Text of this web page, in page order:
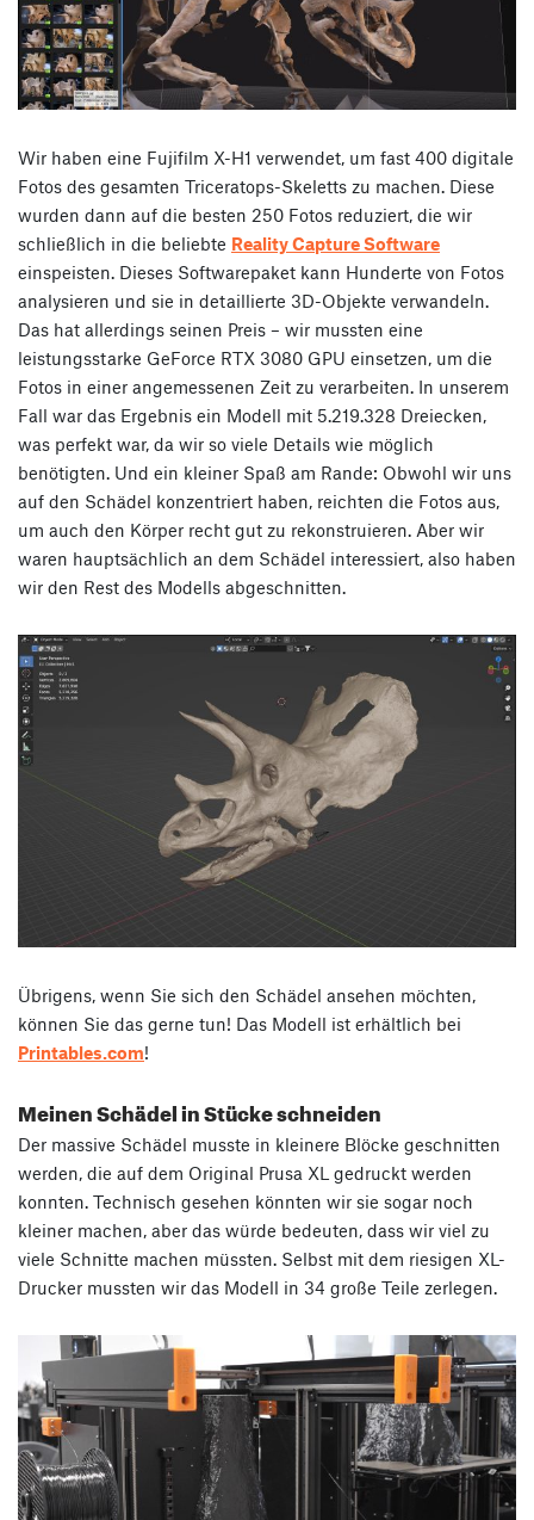
Wir haben eine Fujifilm X-H1 verwendet, um fast 400 digitale
Fotos des gesamten Triceratops-Skeletts zu machen. Diese
wurden dann auf die besten 250 Fotos reduziert, die wir
schließlich in die beliebte Reality Capture Software
einspeisten. Dieses Softwarepaket kann Hunderte von Fotos
analysieren und sie in detaillierte 3D-Objekte verwandeln.
Das hat allerdings seinen Preis – wir mussten eine
leistungsstarke GeForce RTX 3080 GPU einsetzen, um die
Fotos in einer angemessenen Zeit zu verarbeiten. In unserem
Fall war das Ergebnis ein Modell mit 5.219.328 Dreiecken,
was perfekt war, da wir so viele Details wie möglich
benötigten. Und ein kleiner Spaß am Rande: Obwohl wir uns
auf den Schädel konzentriert haben, reichten die Fotos aus,
um auch den Körper recht gut zu rekonstruieren. Aber wir
waren hauptsächlich an dem Schädel interessiert, also haben
wir den Rest des Modells abgeschnitten.
Übrigens, wenn Sie sich den Schädel ansehen möchten,
können Sie das gerne tun! Das Modell ist erhältlich bei
Printables.com!
Meinen Schädel in Stücke schneiden
Der massive Schädel musste in kleinere Blöcke geschnitten
werden, die auf dem Original Prusa XL gedruckt werden
konnten. Technisch gesehen könnten wir sie sogar noch
kleiner machen, aber das würde bedeuten, dass wir viel zu
viele Schnitte machen müssten. Selbst mit dem riesigen XL-
Drucker mussten wir das Modell in 34 große Teile zerlegen.